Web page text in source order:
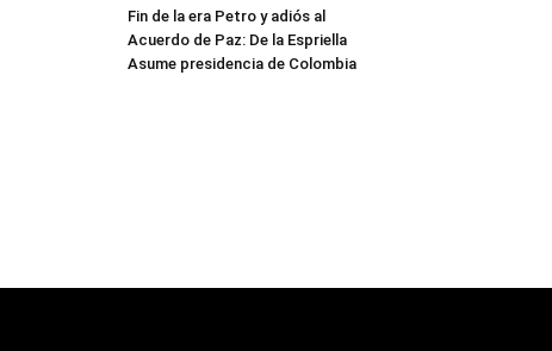
Fin de la era Petro y adiós al
Acuerdo de Paz: De la Espriella
Asume presidencia de Colombia